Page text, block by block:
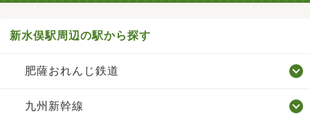
新水俣駅周辺の駅から探す
肥薩おれんじ鉄道
九州新幹線